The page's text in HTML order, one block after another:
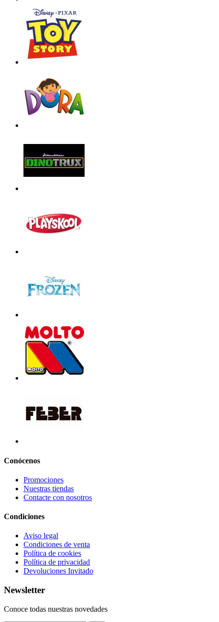
Conócenos
Promociones
Nuestras tiendas
Contacte con nosotros
Condiciones
Aviso legal
Condiciones de venta
Política de cookies
Política de privacidad
Devoluciones Invitado
Newsletter
Conoce todas nuestras novedades